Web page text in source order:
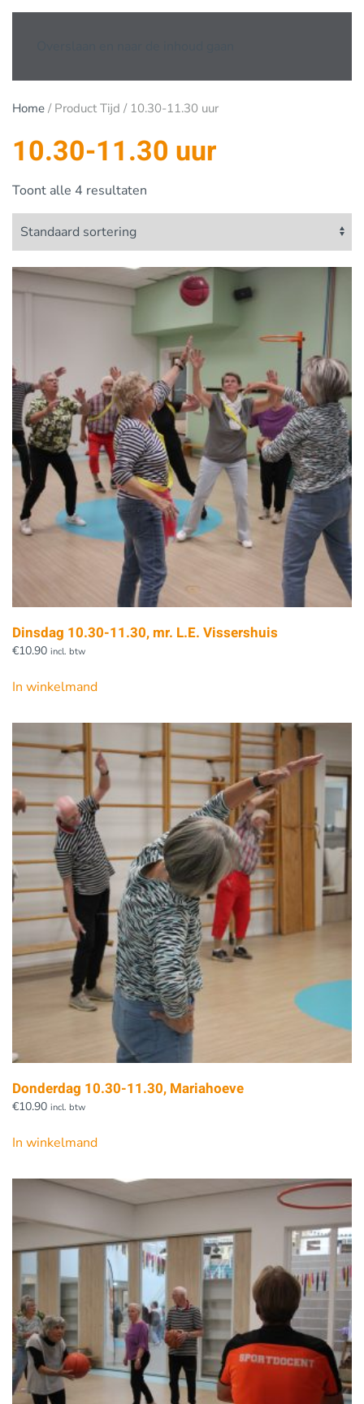
Home / Product Tijd / 10.30-11.30 uur
10.30-11.30 uur
Toont alle 4 resultaten
Dinsdag 10.30-11.30, mr. L.E. Vissershuis
€10.90 incl. btw
In winkelmand
Donderdag 10.30-11.30, Mariahoeve
€10.90 incl. btw
In winkelmand